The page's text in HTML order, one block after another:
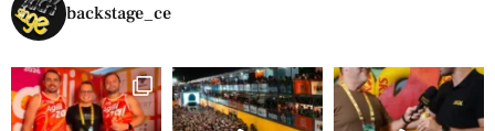
backstage_ce